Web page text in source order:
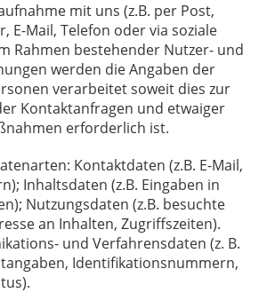
mit uns (z.B. per Post,
E-Mail, Telefon oder via soziale
Rahmen bestehender Nutzer- und
werden die Angaben der
verarbeitet soweit dies zur
Kontaktanfragen und etwaiger
erforderlich ist.
Kontaktdaten (z.B. E-Mail,
Inhaltsdaten (z.B. Eingaben in
Nutzungsdaten (z.B. besuchte
an Inhalten, Zugriffszeiten).
und Verfahrensdaten (z. B.
Identifikationsnummern,